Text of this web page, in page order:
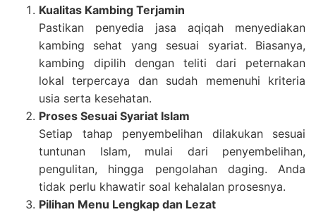
Kualitas Kambing Terjamin
Pastikan penyedia jasa aqiqah menyediakan
kambing sehat yang sesuai syariat. Biasanya,
kambing dipilih dengan teliti dari peternakan
lokal terpercaya dan sudah memenuhi kriteria
usia serta kesehatan.
Proses Sesuai Syariat Islam
Setiap tahap penyembelihan dilakukan sesuai
tuntunan Islam, mulai dari penyembelihan,
pengulitan, hingga pengolahan daging. Anda
tidak perlu khawatir soal kehalalan prosesnya.
Pilihan Menu Lengkap dan Lezat